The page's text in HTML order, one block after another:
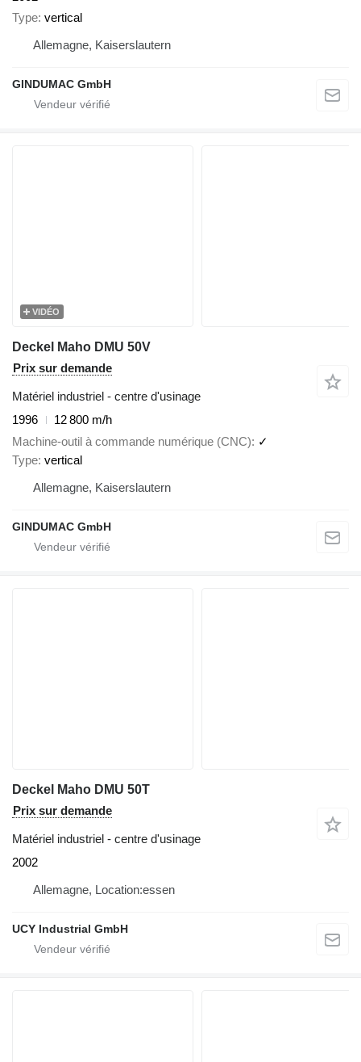
Type vertical
Allemagne, Kaiserslautern
GINDUMAC GmbH
VIDÉO
Deckel Maho DMU 50V
Prix sur demande
Matériel industriel - centre d'usinage
1996
12 800 m/h
Machine-outil à commande numérique (CNC)
✓
Type vertical
Allemagne, Kaiserslautern
GINDUMAC GmbH
Deckel Maho DMU 50T
Prix sur demande
Matériel industriel - centre d'usinage
2002
Allemagne, Location:essen
UCY Industrial GmbH